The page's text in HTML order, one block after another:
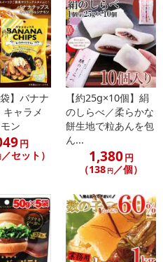
となります。具材はついており
てください
て】
配送日数などにより異なります
ただき、お届けする商品セット
申し込みください。
ル（成分など含む）等により、
ドなど、お届け商品と多少異な
】バナナ
ャラメ
ン
円
／セット）
【約25g×10個】絹
のしらべ／柔らかな
餅生地で粒あんを包
ん...
1,380円
（138 円 ／個）